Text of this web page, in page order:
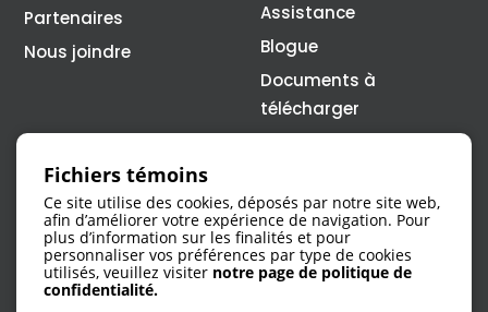
Partenaires
Nous joindre
Assistance
Blogue
Documents à
télécharger
1 866 308-4315
Fichiers témoins
Ce site utilise des cookies, déposés par notre site web,
afin d’améliorer votre expérience de navigation. Pour
plus d’information sur les finalités et pour
personnaliser vos préférences par type de cookies
utilisés, veuillez visiter notre page de politique de
confidentialité.